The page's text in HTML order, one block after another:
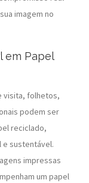
imagem no
em Papel
visita, folhetos,
podem ser
reciclado,
e sustentável.
impressas
um papel